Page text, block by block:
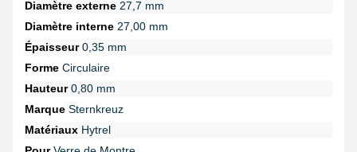
Diamètre externe 27,7 mm
Diamètre interne 27,00 mm
Épaisseur0,35 mm
Forme Circulaire
Hauteur0,80 mm
Marque Sternkreuz
Matériaux Hytrel